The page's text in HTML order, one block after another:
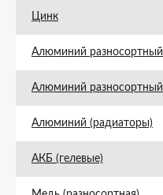
Цинк
Алюминий разносортный
Алюминий разносортный
Алюминий (радиаторы)
АКБ (гелевые)